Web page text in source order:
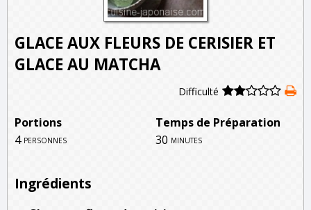
GLACE AUX FLEURS DE CERISIER ET
GLACE AU MATCHA
Difficulté
Portions
Temps de Préparation
4 personnes 30 minutes
Ingrédients